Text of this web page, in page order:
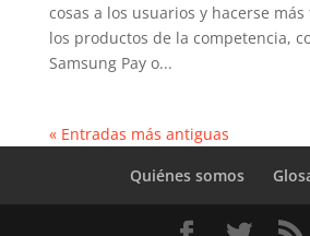
cosas a los usuarios y hacerse
los productos de la competencia,
Samsung Pay o...
« Entradas más antiguas
Quiénes somos